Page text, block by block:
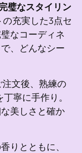
璧なスタイリン
充実した3点セ
なコーディネ
、どんなシー
注文後、熟練の
寧に手作り。
美しさと確か
りとともに、